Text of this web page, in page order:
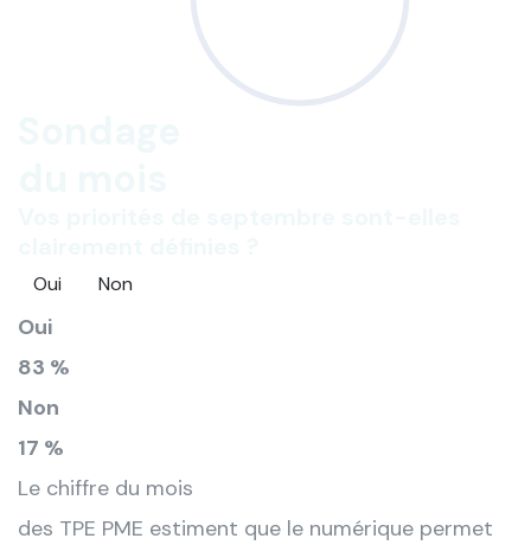
Oui Non
Oui
83 %
Non
17 %
Le chiffre du mois
des TPE PME estiment que le numérique permet